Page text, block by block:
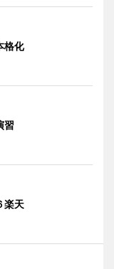
格化
習
楽天